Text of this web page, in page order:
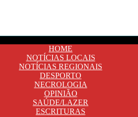
HOME
NOTÍCIAS LOCAIS
NOTÍCIAS REGIONAIS
DESPORTO
NECROLOGIA
OPINIÃO
SAÚDE/LAZER
ESCRITURAS